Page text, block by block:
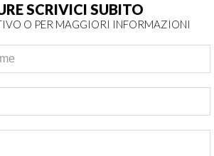
SCRIVICI SUBITO
O PER MAGGIORI INFORMAZIONI